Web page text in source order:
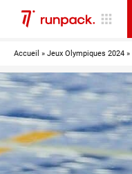
Accueil » Jeux Olympiques 2024 »